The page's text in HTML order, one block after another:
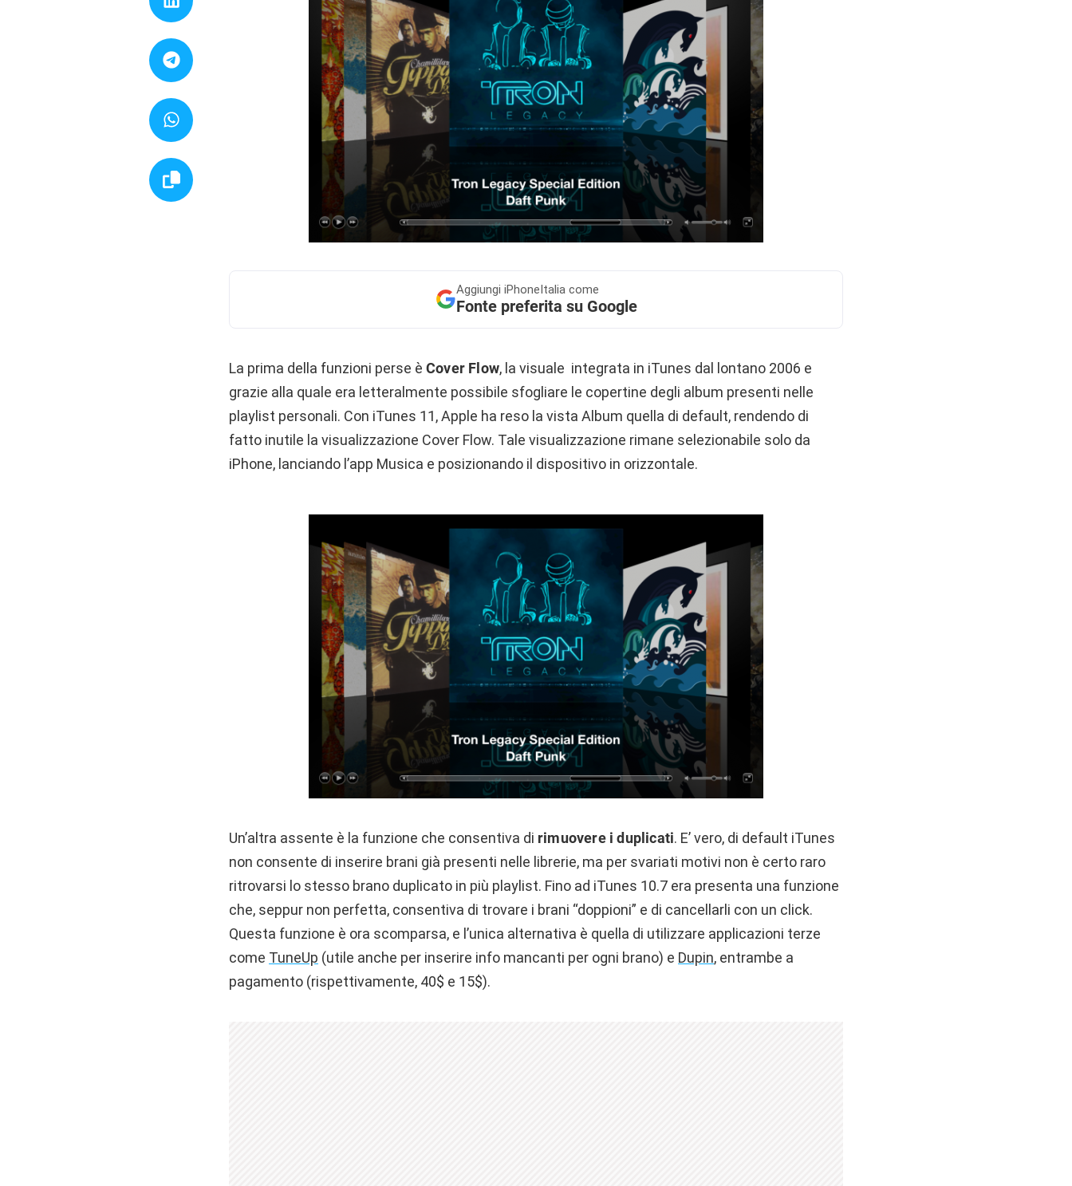
Aggiungi iPhoneItalia come
Fonte preferita su Google
La prima della funzioni perse è Cover Flow, la visuale integrata in iTunes dal lontano 2006 e
grazie alla quale era letteralmente possibile sfogliare le copertine degli album presenti nelle
playlist personali. Con iTunes 11, Apple ha reso la vista Album quella di default, rendendo di
fatto inutile la visualizzazione Cover Flow. Tale visualizzazione rimane selezionabile solo da
iPhone, lanciando l’app Musica e posizionando il dispositivo in orizzontale.
Un’altra assente è la funzione che consentiva di rimuovere i duplicati. E’ vero, di default iTunes
non consente di inserire brani già presenti nelle librerie, ma per svariati motivi non è certo raro
ritrovarsi lo stesso brano duplicato in più playlist. Fino ad iTunes 10.7 era presenta una funzione
che, seppur non perfetta, consentiva di trovare i brani “doppioni” e di cancellarli con un click.
Questa funzione è ora scomparsa, e l’unica alternativa è quella di utilizzare applicazioni terze
come TuneUp (utile anche per inserire info mancanti per ogni brano) e Dupin, entrambe a
pagamento (rispettivamente, 40$ e 15$).